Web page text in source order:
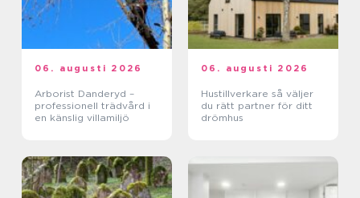
06. augusti 2026
Arborist Danderyd –
professionell trädvård i
en känslig villamiljö
06. augusti 2026
Hustillverkare så väljer
du rätt partner för ditt
drömhus